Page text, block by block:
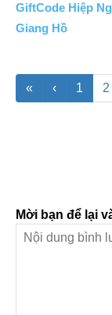
GiftCode Hiệp
Giang Hồ
« ‹ 1 2
Mời bạn để lại